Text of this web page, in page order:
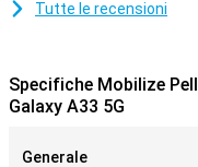
Tutte le recensioni
Specifiche Mobilize
Galaxy A33 5G
Generale